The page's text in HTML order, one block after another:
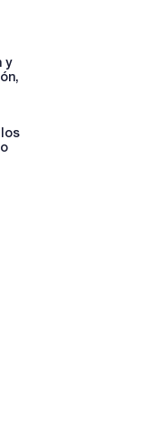
y